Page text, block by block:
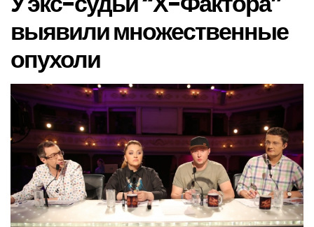
выявили множественные
опухоли